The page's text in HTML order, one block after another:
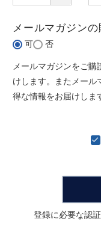
メールマガジンの
可 否
メールマガジンをご
けします。またメール
得な情報をお届けしま
登録に必要な認